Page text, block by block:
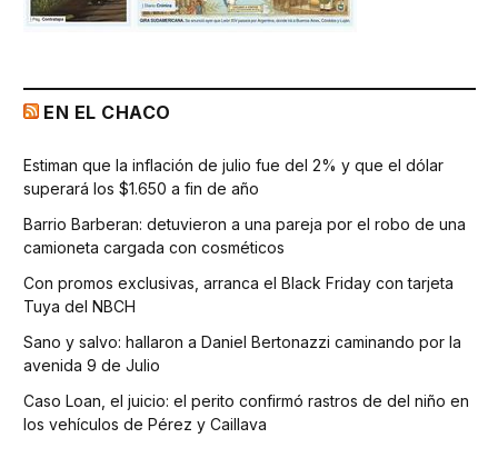
EN EL CHACO
Estiman que la inflación de julio fue del 2% y que el dólar
superará los $1.650 a fin de año
Barrio Barberan: detuvieron a una pareja por el robo de una
camioneta cargada con cosméticos
Con promos exclusivas, arranca el Black Friday con tarjeta
Tuya del NBCH
Sano y salvo: hallaron a Daniel Bertonazzi caminando por la
avenida 9 de Julio
Caso Loan, el juicio: el perito confirmó rastros de del niño en
los vehículos de Pérez y Caillava